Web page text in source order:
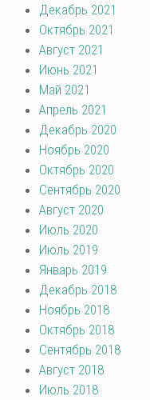
Декабрь 2021
Октябрь 2021
Август 2021
Июнь 2021
Май 2021
Апрель 2021
Декабрь 2020
Ноябрь 2020
Октябрь 2020
Сентябрь 2020
Август 2020
Июль 2020
Июль 2019
Январь 2019
Декабрь 2018
Ноябрь 2018
Октябрь 2018
Сентябрь 2018
Август 2018
Июль 2018